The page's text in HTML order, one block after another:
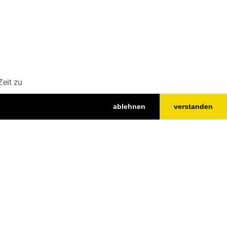
ablehnen verstanden
zu